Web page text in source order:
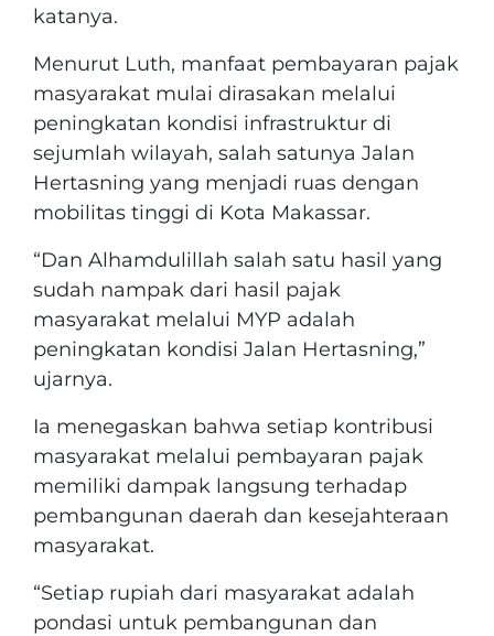
katanya.
Menurut Luth, manfaat pembayaran pajak
masyarakat mulai dirasakan melalui
peningkatan kondisi infrastruktur di
sejumlah wilayah, salah satunya Jalan
Hertasning yang menjadi ruas dengan
mobilitas tinggi di Kota Makassar.
“Dan Alhamdulillah salah satu hasil yang
sudah nampak dari hasil pajak
masyarakat melalui MYP adalah
peningkatan kondisi Jalan Hertasning,”
ujarnya.
Ia menegaskan bahwa setiap kontribusi
masyarakat melalui pembayaran pajak
memiliki dampak langsung terhadap
pembangunan daerah dan kesejahteraan
masyarakat.
“Setiap rupiah dari masyarakat adalah
pondasi untuk pembangunan dan